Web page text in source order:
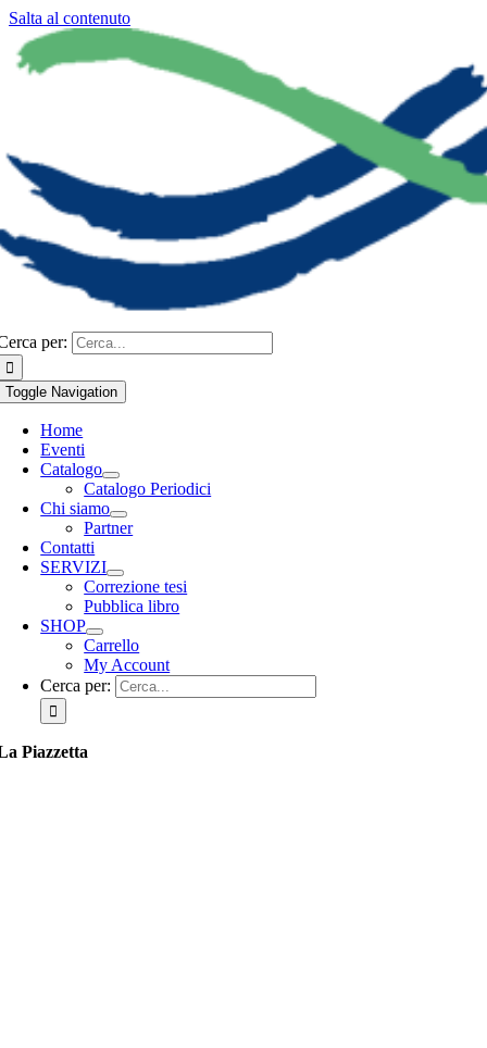
Salta al contenuto
per:
Toggle Navigation
Home
Eventi
Catalogo
Catalogo Periodici
Chi siamo
Partner
Contatti
SERVIZI
Correzione tesi
Pubblica libro
SHOP
Carrello
My Account
Cerca per:
Piazzetta